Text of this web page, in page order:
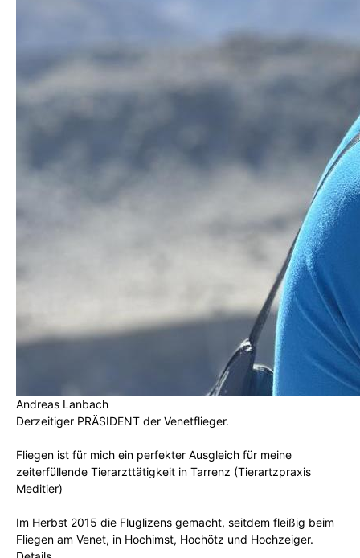
Andreas Lanbach
Derzeitiger PRÄSIDENT der Venetflieger.
Fliegen ist für mich ein perfekter Ausgleich für meine
zeiterfüllende Tierarzttätigkeit in Tarrenz (Tierartzpraxis
Meditier)
Im Herbst 2015 die Fluglizens gemacht, seitdem fleißig beim
Fliegen am Venet, in Hochimst, Hochötz und Hochzeiger.